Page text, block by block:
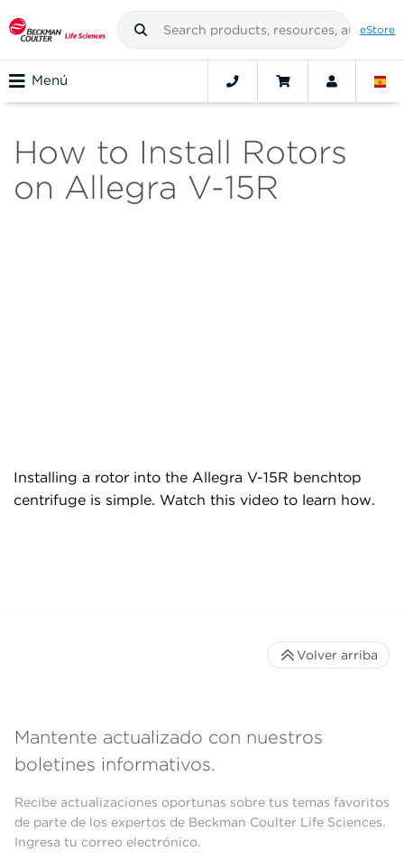
eStore
Menú
How to Install Rotors
on Allegra V-15R
Installing a rotor into the Allegra V-15R benchtop
centrifuge is simple. Watch this video to learn how.
Mantente actualizado con nuestros
boletines informativos.
Recibe actualizaciones oportunas sobre tus temas favoritos
de parte de los expertos de Beckman Coulter Life Sciences.
Ingresa tu correo electrónico.
Volver arriba